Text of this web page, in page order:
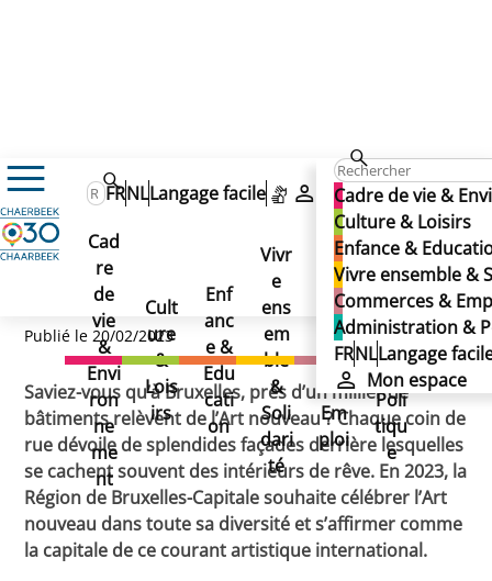
Cadre de vie &
Culture & Loisirs
Enfance &
Vivre ensemble &
Commerces &
Administration &
FRNLLangage
Mon espace
FRNLLangage facile
Mon espace
Cad
re
de
vie
&
Envi
ron
ne
me
nt
Cult
ure
&
Lois
irs
Enf
anc
e &
Edu
cati
on
Vivr
e
ens
em
ble
&
Soli
dari
té
Co
mm
erc
es
&
Em
ploi
Ad
min
istr
atio
n &
Poli
tiqu
e
Actualités Art nouveau Brussels 2023
Art nouveau Brussels
2023
Art nouveau Brussels 2023
Publié le 20/02/2023
Saviez-vous qu’à Bruxelles, près d’un millier de
bâtiments relèvent de l’Art nouveau ? Chaque coin de
rue dévoile de splendides façades derrière lesquelles
se cachent souvent des intérieurs de rêve. En 2023, la
Région de Bruxelles-Capitale souhaite célébrer l’Art
nouveau dans toute sa diversité et s’affirmer comme
la capitale de ce courant artistique international.